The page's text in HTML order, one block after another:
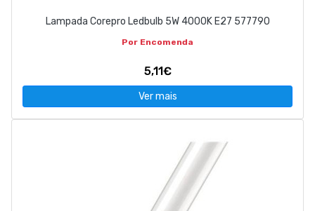
Lampada Corepro Ledbulb 5W 4000K E27 577790
Por Encomenda
5,11€
Ver mais